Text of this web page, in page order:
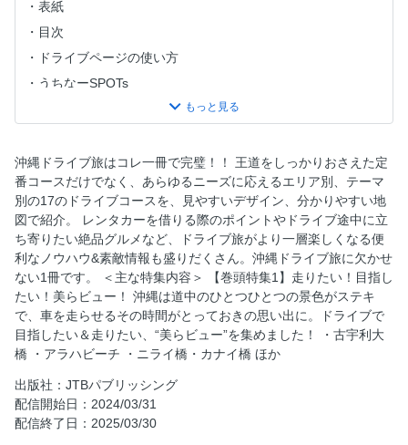
表紙
目次
ドライブページの使い方
うちなーSPOTs
ドライブのきほん5／1沖縄本島まるわかり
ドライブのきほん5／3道路情報／4編集部の目的地
ドライブのきほん5／5王道モデルプラン
美らビーチ／1沖縄美ら海水族館周辺・古宇利島
美らビーチ／2西海岸リゾート～中部
美らビーチ／3那覇・首里～南部／4やんばる
グルメ＆カフェ／沖縄そば
グルメ＆カフェ／うちなー食堂
グルメ＆カフェ／タコス＆タコライス
グルメ＆カフェ／ステーキ／ハンバーガー
グルメ＆カフェ／ご当地チェーン店
グルメ＆カフェ／海カフェ
沖縄ドライブ旅はコレ一冊で完璧！！ 王道をしっかりおさえた定
番コースだけでなく、あらゆるニーズに応えるエリア別、テーマ
別の17のドライブコースを、見やすいデザイン、分かりやすい地
図で紹介。 レンタカーを借りる際のポイントやドライブ途中に立
ち寄りたい絶品グルメなど、ドライブ旅がより一層楽しくなる便
利なノウハウ&素敵情報も盛りだくさん。沖縄ドライブ旅に欠かせ
ない1冊です。 ＜主な特集内容＞ 【巻頭特集1】走りたい！目指し
たい！美らビュー！ 沖縄は道中のひとつひとつの景色がステキ
で、車を走らせるその時間がとっておきの思い出に。ドライブで
目指したい＆走りたい、“美らビュー”を集めました！ ・古宇利大
橋 ・アラハビーチ ・ニライ橋・カナイ橋 ほか
出版社：JTBパブリッシング
配信開始日：2024/03/31
配信終了日：2025/03/30